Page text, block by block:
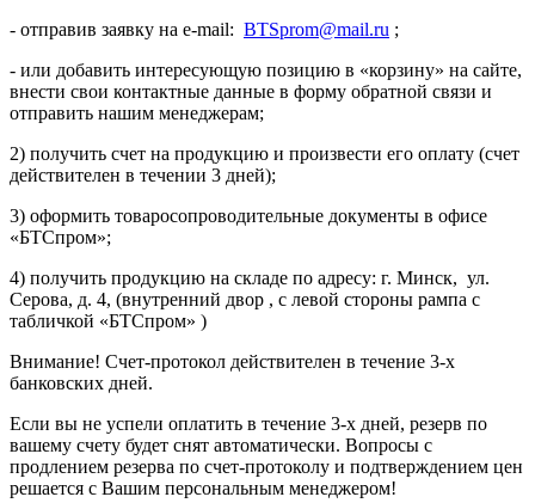
- отправив заявку на e-mail: BTSprom@mail.ru ;
- или добавить интересующую позицию в «корзину» на сайте,
внести свои контактные данные в форму обратной связи и
отправить нашим менеджерам;
2) получить счет на продукцию и произвести его оплату (счет
действителен в течении 3 дней);
3) оформить товаросопроводительные документы в офисе
«БТСпром»;
4) получить продукцию на складе по адресу: г. Минск, ул.
Серова, д. 4, (внутренний двор , с левой стороны рампа с
табличкой «БТСпром» )
Внимание! Счет-протокол действителен в течение 3-х
банковских дней.
Если вы не успели оплатить в течение 3-х дней, резерв по
вашему счету будет снят автоматически. Вопросы с
продлением резерва по счет-протоколу и подтверждением цен
решается с Вашим персональным менеджером!